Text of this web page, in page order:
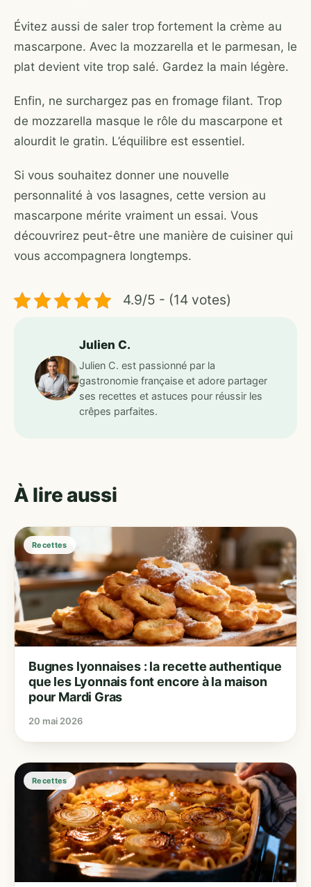
Évitez aussi de saler trop fortement la crème au
mascarpone. Avec la mozzarella et le parmesan, le
plat devient vite trop salé. Gardez la main légère.
Enfin, ne surchargez pas en fromage filant. Trop
de mozzarella masque le rôle du mascarpone et
alourdit le gratin. L’équilibre est essentiel.
Si vous souhaitez donner une nouvelle
personnalité à vos lasagnes, cette version au
mascarpone mérite vraiment un essai. Vous
découvrirez peut-être une manière de cuisiner qui
vous accompagnera longtemps.
4.9/5 - (14 votes)
Julien C.
Julien C. est passionné par la
gastronomie française et adore partager
ses recettes et astuces pour réussir les
crêpes parfaites.
À lire aussi
Recettes
Bugnes lyonnaises : la recette authentique
que les Lyonnais font encore à la maison
pour Mardi Gras
20 mai 2026
Recettes